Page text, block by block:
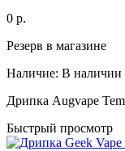
0 р.
Резерв в магазине
Наличие: В наличии
Дрипка Augvape
Быстрый просмотр